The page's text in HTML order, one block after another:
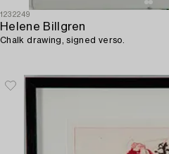
1232249
Helene Billgren
Chalk drawing, signed verso.